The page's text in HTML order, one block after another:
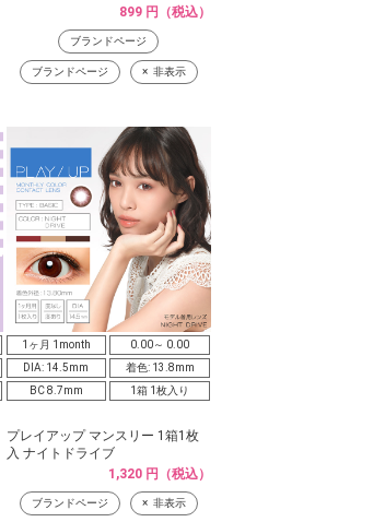
899 円（税込）
ブランドページ
ブランドページ 非表示
1ヶ月 1month
0.00～ 0.00
DIA: 14.5mm
着色: 13.8mm
BC 8.7mm
1箱 1枚入り
プレイアップ マンスリー 1箱1枚
入 ナイトドライブ
1,320 円（税込）
ブランドページ 非表示